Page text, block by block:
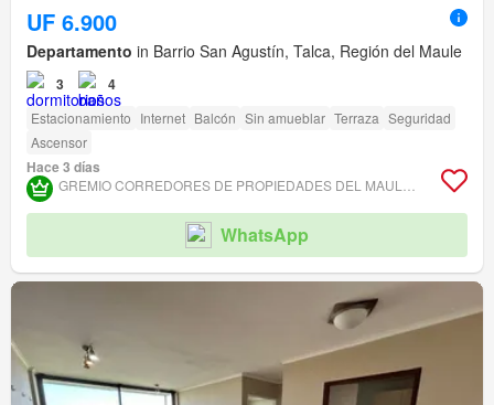
UF 6.900
Departamento in Barrio San Agustín, Talca, Región del Maule
3 4
Estacionamiento Internet Balcón Sin amueblar Terraza Seguridad
Ascensor
Hace 3 días
WhatsApp